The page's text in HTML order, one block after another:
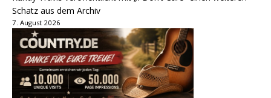
Schatz aus dem Archiv
7. August 2026